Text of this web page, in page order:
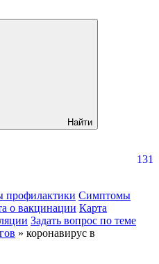
Найти
131
профилактики Симптомы
о вакцинации Карта
Задать вопрос по теме
» коронавирус в